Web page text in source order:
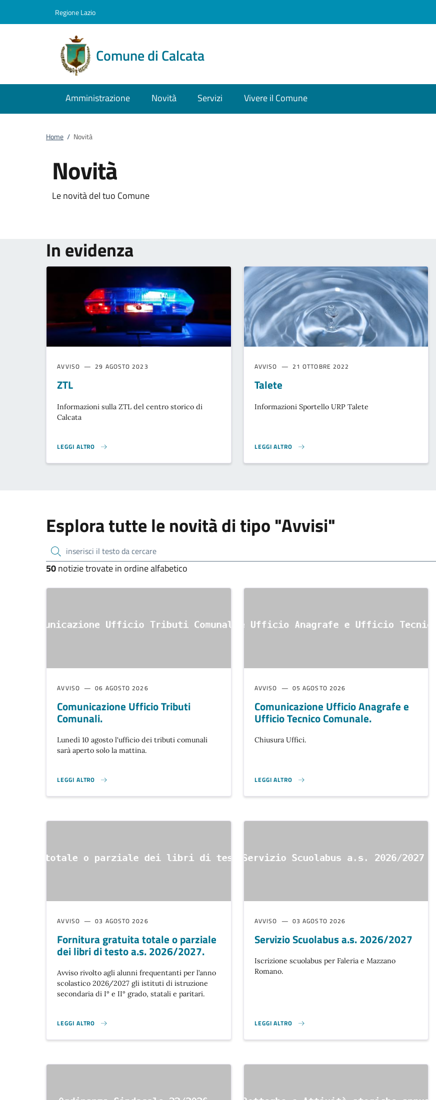
Regione Lazio
Comune di Calcata
Amministrazione Novità Servizi Vivere il Comune
Home / Novità
Novità
Le novità del tuo Comune
In evidenza
AVVISO 29 AGOSTO 2023
ZTL
Informazioni sulla ZTL del centro storico di
Calcata
LEGGI ALTRO
ZTL}
AVVISO 21 OTTOBRE 2022
Talete
Informazioni Sportello URP Talete
LEGGI ALTRO
TALETE}
Esplora tutte le novità di tipo "Avvisi"
inserisci il testo da cercare
50notizie trovate in ordine alfabetico
AVVISO 06 AGOSTO 2026
Comunicazione Ufficio Tributi
Comunali.
Lunedì 10 agosto l'ufficio dei tributi comunali
sarà aperto solo la mattina.
LEGGI ALTRO
COMUNICAZIONE UFFICIO TRIBUTI COMUNALI. }
AVVISO 05 AGOSTO 2026
Comunicazione Ufficio Anagrafe e
Ufficio Tecnico Comunale.
Chiusura Uffici.
LEGGI ALTRO
COMUNICAZIONE UFFICIO ANAGRAFE E UFFICIO TECNICO
AVVISO 03 AGOSTO 2026
Fornitura gratuita totale o parziale
dei libri di testo a.s. 2026/2027.
Avviso rivolto agli alunni frequentanti per l’anno
scolastico 2026/2027 gli istituti di istruzione
secondaria di I° e II° grado, statali e paritari.
LEGGI ALTRO
FORNITURA GRATUITA TOTALE O PARZIALE DEI LIBRI DI TESTO A.S. 2026/2027. }
AVVISO 03 AGOSTO 2026
Servizio Scuolabus a.s. 2026/2027
Iscrizione scuolabus per Faleria e Mazzano
Romano.
LEGGI ALTRO
SERVIZIO SCUOLABUS A.S. 2026/2027 }